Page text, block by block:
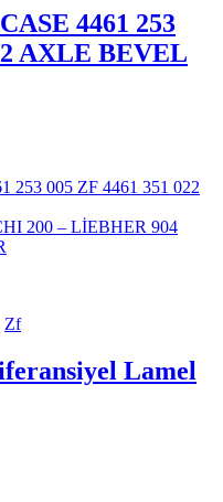
4461 253
AXLE BEVEL
253 005 ZF 4461 351 022
200 – LİEBHER 904
Zf
Lamel